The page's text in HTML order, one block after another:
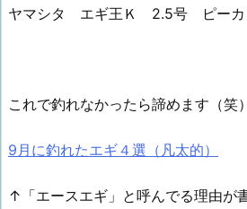
ヤマシタ エギ王Ｋ 2.5号 ピーカ
これで釣れなかったら諦めます（笑
9月に釣れたエギ４選（凡太的）
↑「エースエギ」と呼んでる理由が